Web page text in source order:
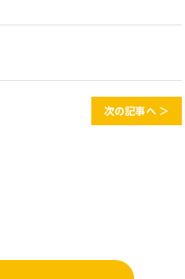
次の記事へ ＞